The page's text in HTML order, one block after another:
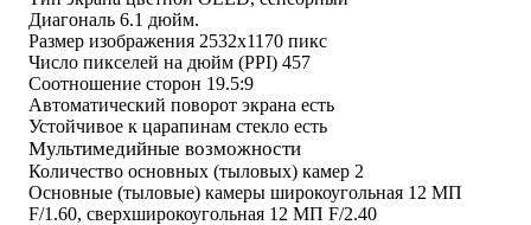
Диагональ 6.1 дюйм.
Размер изображения 2532x1170 пикс
Число пикселей на дюйм (PPI) 457
Соотношение сторон 19.5:9
Автоматический поворот экрана есть
Устойчивое к царапинам стекло есть
Мультимедийные возможности
Количество основных (тыловых) камер 2
Основные (тыловые) камеры широкоугольная 12 МП
F/1.60, сверхширокоугольная 12 МП F/2.40